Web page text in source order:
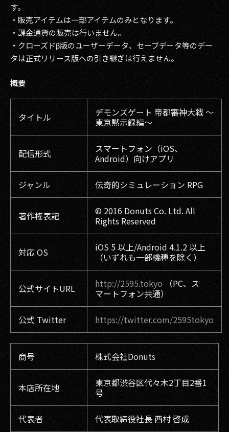
す。
・販売アイテムは一部アイテムのみとなります。
・課金通貨の販売は行いません。
・クローズドβ版のユーザーデータ、セーブデータ等のデー
タは正式リリース版への引き継ぎは行えません。
概要
タイトル
デモンズゲート 帝都審神大戦 ～
東京黙示録編～
配信形式
スマートフォン（iOS、
Android）向けアプリ
ジャンル 伝奇的シミュレーション RPG
著作権表記
© 2016 Donuts Co. Ltd. All
Rights Reserved
対応 OS
iOS 5 以上/Android 4.1.2 以上
（いずれも一部機種を除く）
公式サイトURL http://2595.tokyo （PC、ス
マートフォン共通）
公式 Twitter https://twitter.com/2595tokyo
商号 株式会社Donuts
本店所在地
東京都渋谷区代々木2丁目2番1
号
代表者 代表取締役社長 西村 啓成